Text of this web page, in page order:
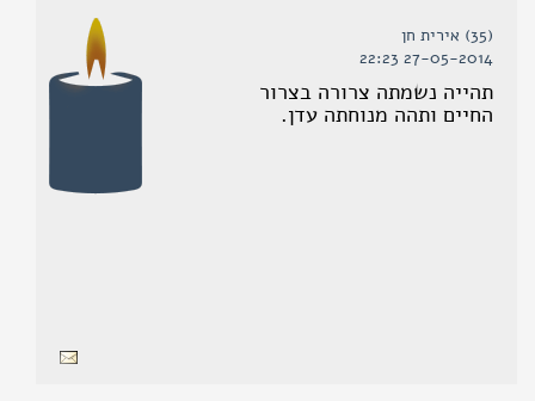
(35) אירית חן
27-05-2014 22:23
תהייה נשמתה צרורה בצרור
החיים ותהה מנוחתה עדן.